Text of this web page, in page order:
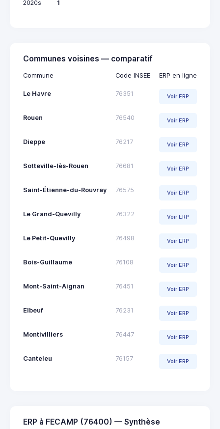
2020s 1
Communes voisines — comparatif
Commune Code INSEE ERP en ligne
Le Havre 76351 Voir ERP
Rouen 76540 Voir ERP
Dieppe 76217 Voir ERP
Sotteville-lès-Rouen 76681 Voir ERP
Saint-Étienne-du-Rouvray 76575 Voir ERP
Le Grand-Quevilly 76322 Voir ERP
Le Petit-Quevilly 76498 Voir ERP
Bois-Guillaume 76108 Voir ERP
Mont-Saint-Aignan 76451 Voir ERP
Elbeuf 76231 Voir ERP
Montivilliers 76447 Voir ERP
Canteleu 76157 Voir ERP
ERP à FECAMP (76400) — Synthèse